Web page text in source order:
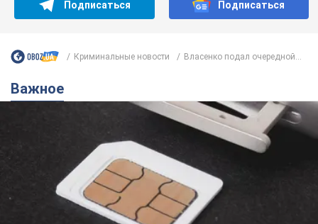
Украинцы массово переносят свои мобильные
номера на одного и того же оператора: на
какой чаще всего переходят
Мобильные тарифы достигли критического предела
64,1 т.